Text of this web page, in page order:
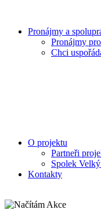
Pronájmy a
Pronájmy
Chci
O projektu
Partneři
Spolek
Kontakty